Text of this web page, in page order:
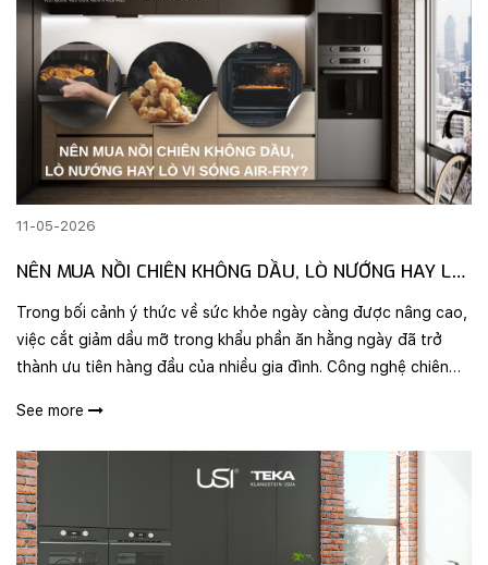
11-05-2026
NÊN MUA NỒI CHIÊN KHÔNG DẦU, LÒ NƯỚNG HAY LÒ
VI SÓNG AIR-FRY?
Trong bối cảnh ý thức về sức khỏe ngày càng được nâng cao,
việc cắt giảm dầu mỡ trong khẩu phần ăn hằng ngày đã trở
thành ưu tiên hàng đầu của nhiều gia đình. Công nghệ chiên
chúng ta ..
See more